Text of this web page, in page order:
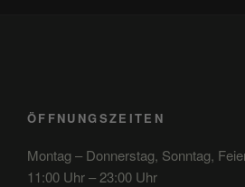
ÖFFNUNGSZEITEN
Montag – Donnerstag, Sonntag,
11:00 Uhr – 23:00 Uhr